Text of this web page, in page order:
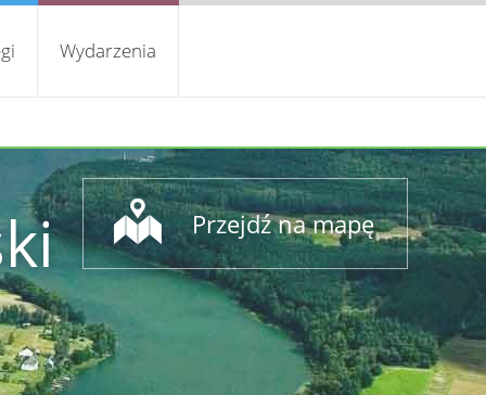
Wydarzenia
Przejdź na mapę